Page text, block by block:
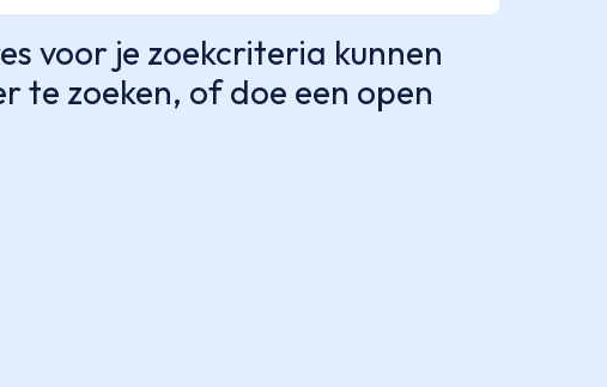
voor je zoekcriteria kunnen
te zoeken, of doe een open